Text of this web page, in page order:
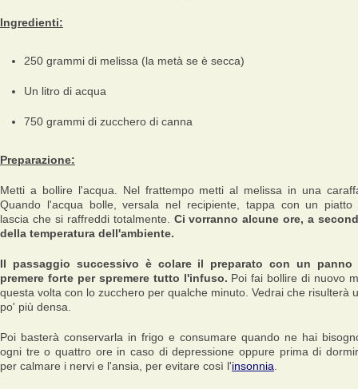
Ingredienti:
250 grammi di melissa (la metà se è secca)
Un litro di acqua
750 grammi di zucchero di canna
Preparazione:
Metti a bollire l'acqua. Nel frattempo metti al melissa in una
Quando l'acqua bolle, versala nel recipiente, tappa con un piatto
lascia che si raffreddi totalmente. Ci vorranno alcune ore, a
della temperatura dell'ambiente.
Il passaggio successivo è colare il preparato con un panno
premere forte per spremere tutto l'infuso. Poi fai bollire di nuovo
questa volta con lo zucchero per qualche minuto. Vedrai che risulterà
po' più densa.
Poi basterà conservarla in frigo e consumare quando ne hai
ogni tre o quattro ore in caso di depressione oppure prima di
per calmare i nervi e l'ansia, per evitare così l'insonnia.